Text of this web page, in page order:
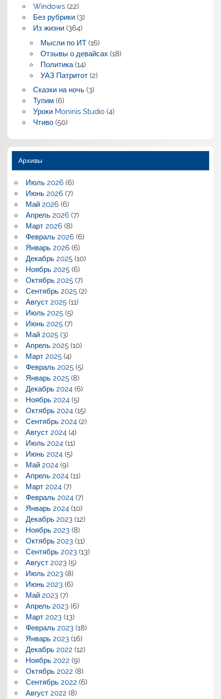
Windows(22)
Без рубрики(3)
Из жизни(364)
Мысли по ИТ(16)
Отзывы о девайсах (18)
Политика(14)
УАЗ Патритот(2)
Сказки на ночь(3)
Тупим(6)
Уроки Moninis Studio(4)
Чтиво(50)
Архивы
Июль 2026(6)
Июнь 2026(7)
Май 2026(6)
Апрель 2026(7)
Март 2026(8)
Февраль 2026(6)
Январь 2026(6)
Декабрь 2025(10)
Ноябрь 2025(6)
Октябрь 2025(7)
Сентябрь 2025(2)
Август 2025(11)
Июль 2025(5)
Июнь 2025(7)
Май 2025(3)
Апрель 2025(10)
Март 2025(4)
Февраль 2025(5)
Январь 2025(8)
Декабрь 2024(6)
Ноябрь 2024(5)
Октябрь 2024(15)
Сентябрь 2024(2)
Август 2024(4)
Июль 2024(11)
Июнь 2024(5)
Май 2024(9)
Апрель 2024(11)
Март 2024(7)
Февраль 2024(7)
Январь 2024(10)
Декабрь 2023(12)
Ноябрь 2023(8)
Октябрь 2023(11)
Сентябрь 2023(13)
Август 2023(5)
Июль 2023(8)
Июнь 2023(6)
Май 2023(7)
Апрель 2023(6)
Март 2023(13)
Февраль 2023(18)
Январь 2023(16)
Декабрь 2022 (12)
Ноябрь 2022 (9)
Октябрь 2022 (8)
Сентябрь 2022 (6)
Август 2022 (8)